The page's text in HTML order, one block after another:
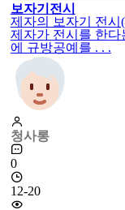
보자기전시
제자의 보자기 전시
제자가 전시를 한다
에 규방공예를 . . .
청사롱
0
12-20